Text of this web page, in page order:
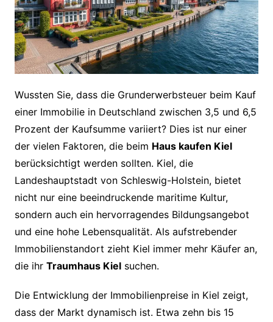
Wussten Sie, dass die Grunderwerbsteuer beim Kauf
einer Immobilie in Deutschland zwischen 3,5 und 6,5
Prozent der Kaufsumme variiert? Dies ist nur einer
der vielen Faktoren, die beim Haus kaufen Kiel
berücksichtigt werden sollten. Kiel, die
Landeshauptstadt von Schleswig-Holstein, bietet
nicht nur eine beeindruckende maritime Kultur,
sondern auch ein hervorragendes Bildungsangebot
und eine hohe Lebensqualität. Als aufstrebender
Immobilienstandort zieht Kiel immer mehr Käufer an,
die ihr Traumhaus Kielsuchen.
Die Entwicklung der Immobilienpreise in Kiel zeigt,
dass der Markt dynamisch ist. Etwa zehn bis 15